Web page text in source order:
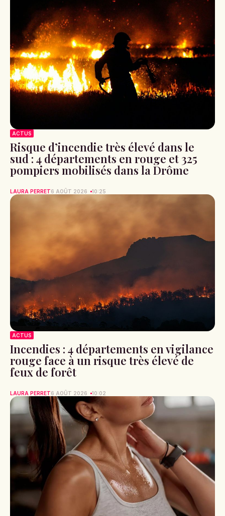
ACTUS
Risque d’incendie très élevé dans le
sud : 4 départements en rouge et 325
pompiers mobilisés dans la Drôme
LAURA PERRET6 AOÛT 2026 10:25
ACTUS
Incendies : 4 départements en vigilance
rouge face à un risque très élevé de
feux de forêt
LAURA PERRET6 AOÛT 2026 10:02